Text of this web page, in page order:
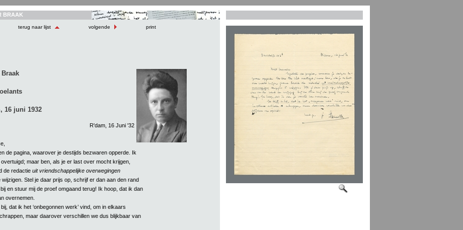
BRAAK
terug naar lijst volgende print
16 juni 1932
R'dam, 16 Juni '32
de pagina, waarover je destijds bezwaren opperde. Ik
maar ben, als je er last over mocht krijgen,
de redactie uit vriendschappelijke overwegingen
wijzigen. Stel je daar prijs op, schrijf er dan aan den rand
en stuur mij de proef omgaand terug! Ik hoop, dat ik dan
overnemen.
dat ik het ‘onbegonnen werk’ vind, om in elkaars
maar daarover verschillen we dus blijkbaar van